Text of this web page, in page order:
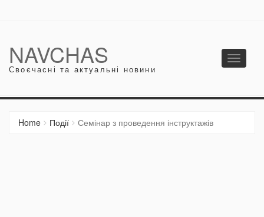
NAVCHAS
Своєчасні та актуальні новини
Toggle
Home Події Семінар з проведення інструктажів